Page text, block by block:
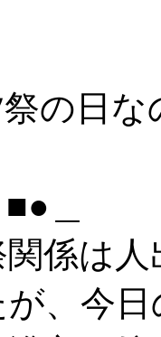
の日
＿
係は
、今